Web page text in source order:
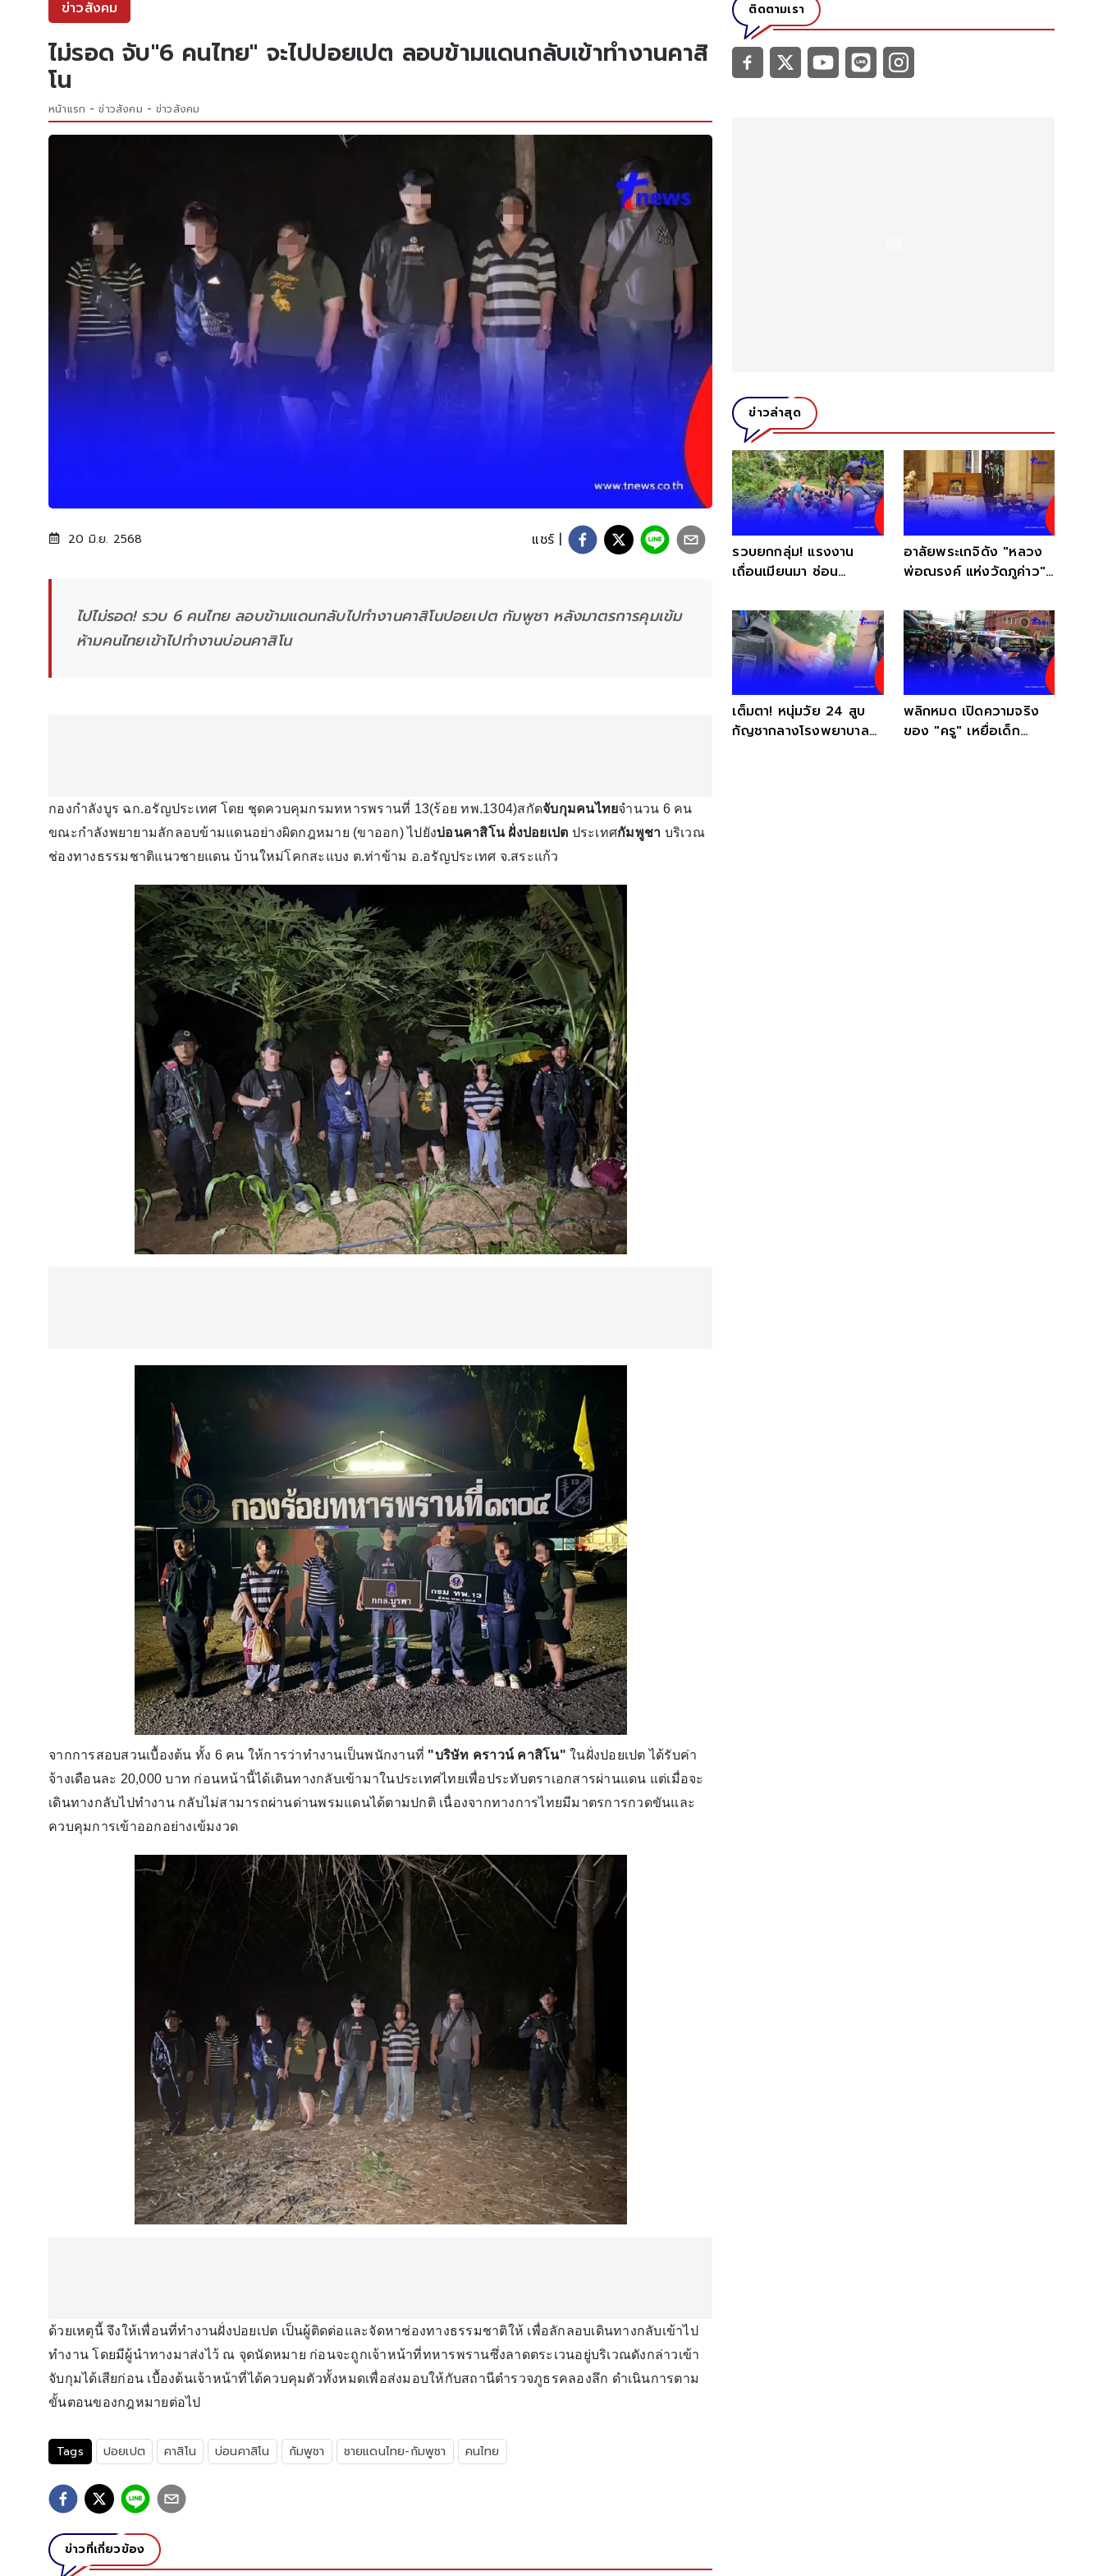
ข่าวสังคม
ไม่รอด จับ"6 คนไทย" จะไปปอยเปต ลอบข้ามแดนกลับเข้าทำงานคาสิ
โน
หน้าแรก ข่าวสังคม ข่าวสังคม
20 มิ.ย. 2568 แชร์ |
ไปไม่รอด! รวบ 6 คนไทย ลอบข้ามแดนกลับไปทำงานคาสิโนปอยเปต กัมพูชา หลังมาตรการคุมเข้ม
ห้ามคนไทยเข้าไปทำงานบ่อนคาสิโน
กองกำลังบูร ฉก.อรัญประเทศ โดย ชุดควบคุมกรมทหารพรานที่ 13(ร้อย ทพ.1304)สกัดจับกุมคนไทยจำนวน 6 คน
ขณะกำลังพยายามลักลอบข้ามแดนอย่างผิดกฎหมาย (ขาออก) ไปยังบ่อนคาสิโน ฝั่งปอยเปต ประเทศกัมพูชา บริเวณ
ช่องทางธรรมชาติแนวชายแดน บ้านใหม่โคกสะแบง ต.ท่าข้าม อ.อรัญประเทศ จ.สระแก้ว
จากการสอบสวนเบื้องต้น ทั้ง 6 คน ให้การว่าทำงานเป็นพนักงานที่ "บริษัท คราวน์ คาสิโน" ในฝั่งปอยเปต ได้รับค่า
จ้างเดือนละ 20,000 บาท ก่อนหน้านี้ได้เดินทางกลับเข้ามาในประเทศไทยเพื่อประทับตราเอกสารผ่านแดน แต่เมื่อจะ
เดินทางกลับไปทำงาน กลับไม่สามารถผ่านด่านพรมแดนได้ตามปกติ เนื่องจากทางการไทยมีมาตรการกวดขันและ
ควบคุมการเข้าออกอย่างเข้มงวด
ด้วยเหตุนี้ จึงให้เพื่อนที่ทำงานฝั่งปอยเปต เป็นผู้ติดต่อและจัดหาช่องทางธรรมชาติให้ เพื่อลักลอบเดินทางกลับเข้าไป
ทำงาน โดยมีผู้นำทางมาส่งไว้ ณ จุดนัดหมาย ก่อนจะถูกเจ้าหน้าที่ทหารพรานซึ่งลาดตระเวนอยู่บริเวณดังกล่าวเข้า
จับกุมได้เสียก่อน เบื้องต้นเจ้าหน้าที่ได้ควบคุมตัวทั้งหมดเพื่อส่งมอบให้กับสถานีตำรวจภูธรคลองลึก ดำเนินการตาม
ขั้นตอนของกฎหมายต่อไป
Tags ปอยเปต คาสิโน บ่อนคาสิโน กัมพูชา ชายแดนไทย-กัมพูชา คนไทย
ข่าวที่เกี่ยวข้อง
ติดตามเรา
ข่าวล่าสุด
รวบยกกลุ่ม! แรงงาน
เถื่อนเมียนมา ซ่อน
อาลัยพระเกจิดัง "หลวง
พ่อณรงค์ แห่งวัดภูค่าว"
เต็มตา! หนุ่มวัย 24 สูบ
กัญชากลางโรงพยาบาล
พลิกหมด เปิดความจริง
ของ "ครู" เหยื่อเด็ก